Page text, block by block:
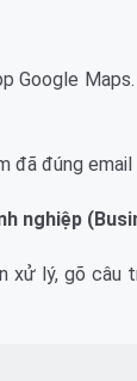
Google
đã đúng email
nghiệp
xử lý, gõ câu